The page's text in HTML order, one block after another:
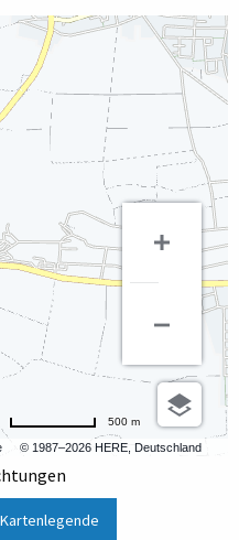
© 1987–2026 HERE, Deutschland
500 m
Kartenlegende